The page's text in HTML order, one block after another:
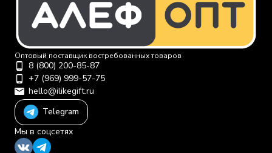
Оптовый поставщик востребованных товаров
8 (800) 200-85-87
+7 (969) 999-57-75
hello@ilikegift.ru
Telegram
Мы в соцсетях